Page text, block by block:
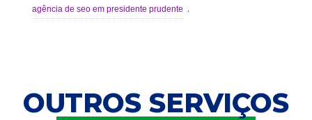
agência de seo em presidente prudente .
OUTROS SERVIÇOS